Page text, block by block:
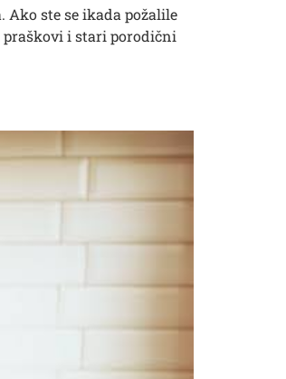
Ako ste se ikada požalile
praškovi i stari porodični